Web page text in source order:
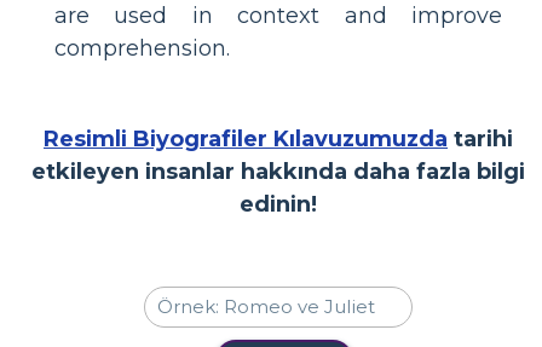
are used in context and improve
comprehension.
Resimli Biyografiler Kılavuzumuzda tarihi
etkileyen insanlar hakkında daha fazla bilgi
edinin!